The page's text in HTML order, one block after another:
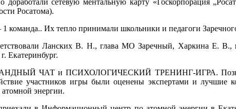
Росатома).
команда.. Их тепло принимали школьники и педагоги
Ланских В. Н., глава МО Заречный, Харкина Е.
Екатеринбург.
ЧАТ и ПСИХОЛОГИЧЕСКИЙ ТРЕНИНГ-ИГРА.
участников игры были оценены экспертами и
энергии.